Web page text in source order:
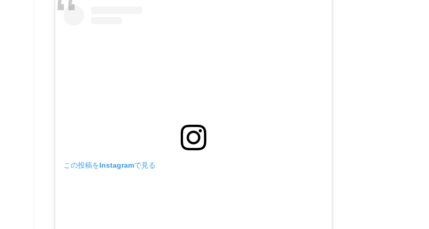
この投稿をInstagramで見る